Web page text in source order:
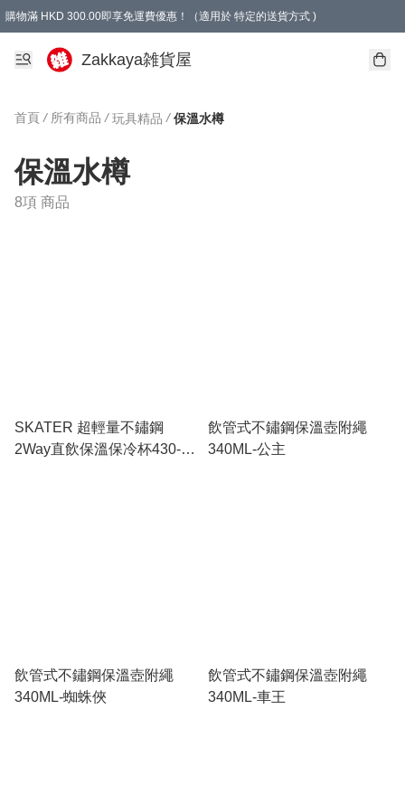
購物滿 HKD 300.00即享免運費優惠！（適用於 特定的送貨方式 )
Zakkaya雑貨屋
首頁 / 所有商品 / 玩具精品 / 保溫水樽
保溫水樽
8項 商品
SKATER 超輕量不鏽鋼
2Way直飲保溫保冷杯430-
飲管式不鏽鋼保溫壺附繩
340ML-公主
飲管式不鏽鋼保溫壺附繩
340ML-蜘蛛俠
飲管式不鏽鋼保溫壺附繩
340ML-車王